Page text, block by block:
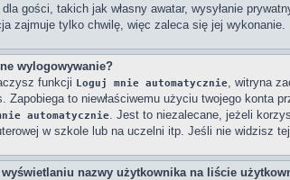
gości, takich jak własny awatar, wysyłanie
zajmuje tylko chwilę, więc zaleca się jej wykonanie.
wylogowywanie?
funkcji Loguj mnie automatycznie, witryna
Zapobiega to niewłaściwemu użyciu twojego konta
automatycznie. Jest to niezalecane, jeżeli
w szkole lub na uczelni itp. Jeśli nie widzisz
nazwy użytkownika na liście